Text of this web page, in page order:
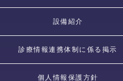
設備紹介
診療情報連携体制に係る掲示
個人情報保護方針